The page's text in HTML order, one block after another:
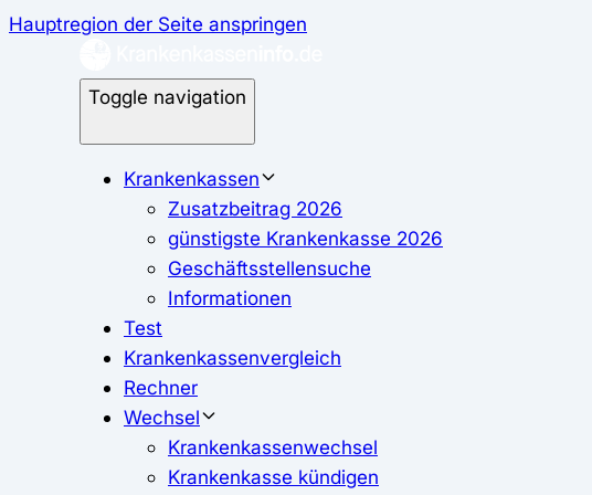
Hauptregion der Seite anspringen
Toggle navigation
Krankenkassen
Zusatzbeitrag 2026
günstigste Krankenkasse 2026
Geschäftsstellensuche
Informationen
Test
Krankenkassenvergleich
Rechner
Wechsel
Krankenkassenwechsel
Krankenkasse kündigen